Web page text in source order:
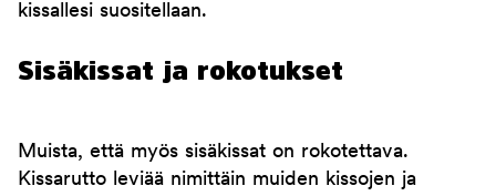
kissallesi suositellaan.
Sisäkissat ja rokotukset
Muista, että myös sisäkissat on rokotettava.
Kissarutto leviää nimittäin muiden kissojen ja